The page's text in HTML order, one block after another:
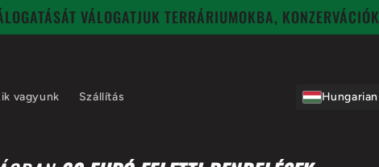
VÁLOGATJUK TERRÁRIUMOKBA,
vagyunk Szállítás Hungarian